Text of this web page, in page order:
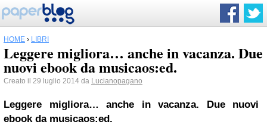
HOME › LIBRI
Leggere migliora… anche in vacanza. Due
nuovi ebook da musicaos:ed.
Creato il 29 luglio 2014 da Lucianopagano
Leggere migliora… anche in vacanza. Due nuovi
ebook da musicaos:ed.